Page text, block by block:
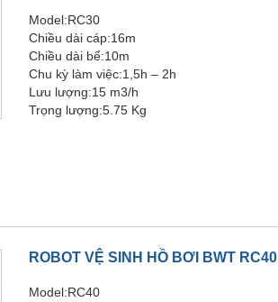
Model:RC30
Chiều dài cáp:16m
Chiều dài bể:10m
Chu kỳ làm việc:1,5h – 2h
Lưu lượng:15 m3/h
Trọng lượng:5.75 Kg
ROBOT VỆ SINH HỒ BƠI BWT RC40
Model:RC40